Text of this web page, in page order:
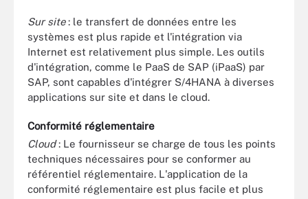
Sur site: le transfert de données entre les
systèmes est plus rapide et l'intégration via
Internet est relativement plus simple. Les outils
d'intégration, comme le PaaS de SAP (iPaaS) par
SAP, sont capables d'intégrer S/4HANA à diverses
applications sur site et dans le cloud.
Conformité réglementaire
Cloud: Le fournisseur se charge de tous les points
techniques nécessaires pour se conformer au
référentiel réglementaire. L'application de la
conformité réglementaire est plus facile et plus